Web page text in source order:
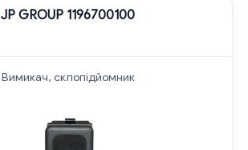
JP GROUP 1196700100
Вимикач, склопідйомник